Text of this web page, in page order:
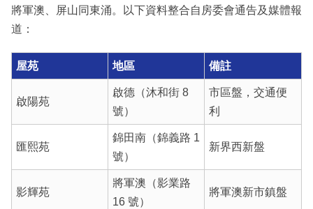
將軍澳、屏山同東涌。以下資料整合自房委會通告及媒體報
道：
屋苑 地區 備註
啟陽苑
啟德（沐和街 8
號）
市區盤，交通便
利
匯熙苑
錦田南（錦義路 1
號）
新界西新盤
影輝苑
將軍澳（影業路
16 號）
將軍澳新市鎮盤